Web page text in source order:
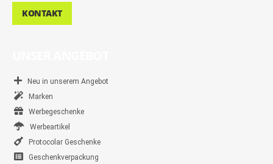
KONTAKT
Neu in unserem Angebot
Marken
Werbegeschenke
Werbeartikel
Protocolar Geschenke
Geschenkverpackung